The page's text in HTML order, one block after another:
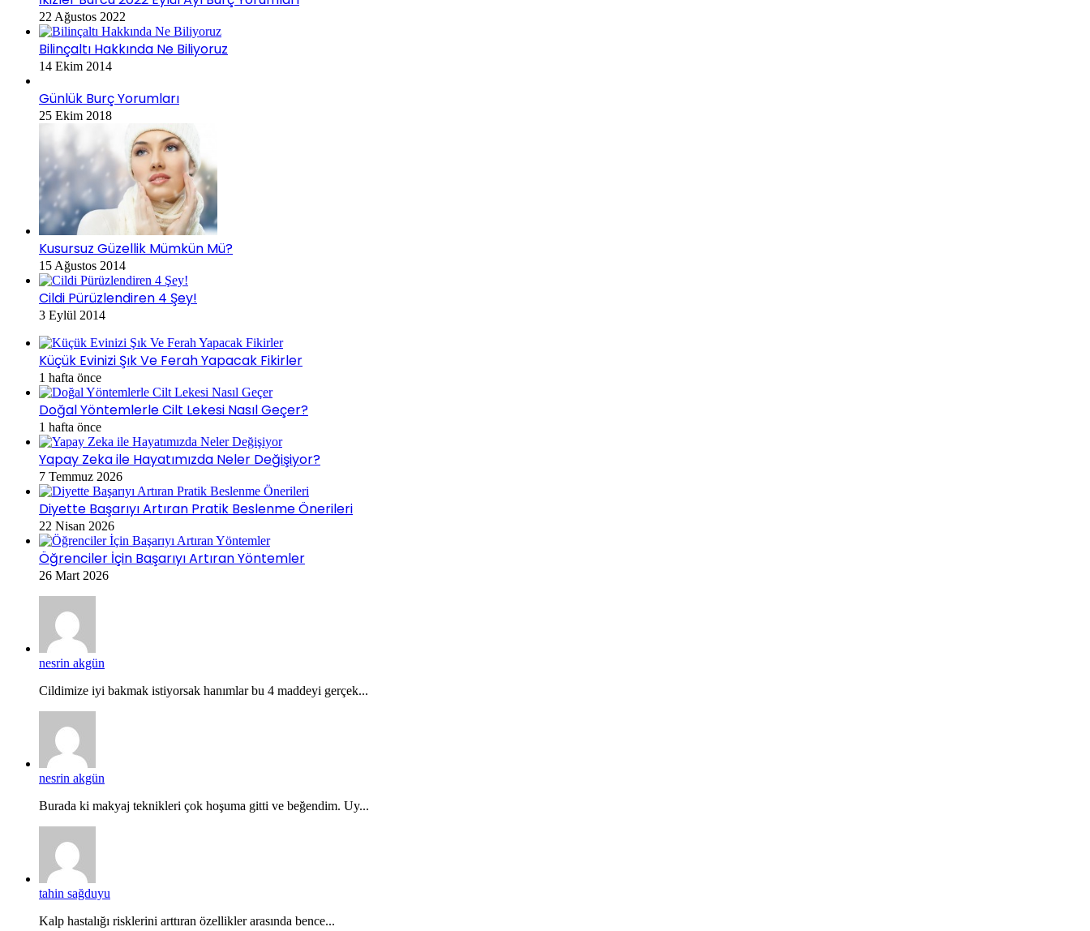
22 Ağustos 2022
Bilinçaltı Hakkında Ne Biliyoruz
14 Ekim 2014
Günlük Burç Yorumları
25 Ekim 2018
Kusursuz Güzellik Mümkün Mü?
15 Ağustos 2014
Cildi Pürüzlendiren 4 Şey!
3 Eylül 2014
Küçük Evinizi Şık Ve Ferah Yapacak Fikirler
1 hafta önce
Doğal Yöntemlerle Cilt Lekesi Nasıl Geçer?
1 hafta önce
Yapay Zeka ile Hayatımızda Neler Değişiyor?
7 Temmuz 2026
Diyette Başarıyı Artıran Pratik Beslenme Önerileri
22 Nisan 2026
Öğrenciler İçin Başarıyı Artıran Yöntemler
26 Mart 2026
nesrin akgün
Cildimize iyi bakmak istiyorsak hanımlar bu 4 maddeyi gerçek...
nesrin akgün
Burada ki makyaj teknikleri çok hoşuma gitti ve beğendim. Uy...
tahin sağduyu
Kalp hastalığı risklerini arttıran özellikler arasında bence...